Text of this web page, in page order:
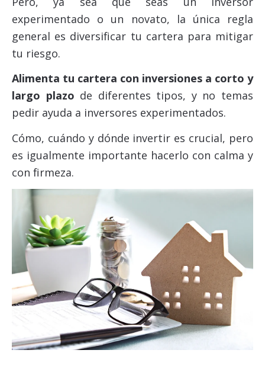
experimentado o un novato, la única regla
general es diversificar tu cartera para mitigar
tu riesgo.
Alimenta tu cartera con inversiones a corto y
largo plazo de diferentes tipos, y no temas
pedir ayuda a inversores experimentados.
Cómo, cuándo y dónde invertir es crucial, pero
es igualmente importante hacerlo con calma y
con firmeza.